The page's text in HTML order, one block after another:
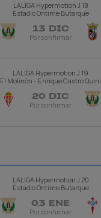
LALIGA Hypermotion J 18
Estadio Ontime Butarque
13 DIC
Por confirmar
LALIGA Hypermotion J 19
El Molinón - Enrique Castro Quini
20 DIC
Por confirmar
LALIGA Hypermotion J 20
Estadio Ontime Butarque
03 ENE
Por confirmar